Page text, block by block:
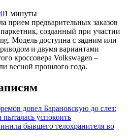
01 минуты
прием предварительных заказов
созданный при участии
Модель доступна с задним или
и двумя вариантами
кроссовера Volkswagen –
весной прошлого года.
довел Барановскую до слез:
пыталась успокоить
бывшего телохранителя во